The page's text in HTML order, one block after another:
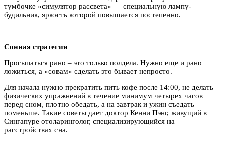
тумбочке «симулятор рассвета» — специальную лампу-
будильник, яркость которой повышается постепенно.
Сонная стратегия
Просыпаться рано – это только полдела. Нужно еще и рано
ложиться, а «совам» сделать это бывает непросто.
Для начала нужно прекратить пить кофе после 14:00, не делать
физических упражнений в течение минимум четырех часов
перед сном, плотно обедать, а на завтрак и ужин съедать
поменьше. Такие советы дает доктор Кенни Пэнг, живущий в
Сингапуре отоларинголог, специализирующийся на
расстройствах сна.